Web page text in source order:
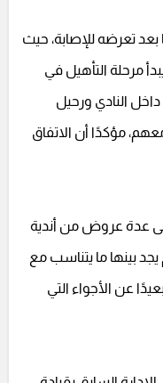
بعد تعرضه للإصابة، حيث
مرحلة التأهيل في
النادي ورحيل
مؤكدًا أن الاتفاق
عدة عروض من أندية
بينها ما يتناسب مع
عن الأجواء التي